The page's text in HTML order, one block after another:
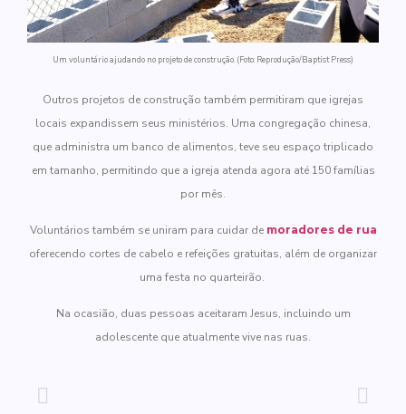
Um voluntário ajudando no projeto de construção. (Foto: Reprodução/Baptist Press)
Outros projetos de construção também permitiram que igrejas
locais expandissem seus ministérios. Uma congregação chinesa,
que administra um banco de alimentos, teve seu espaço triplicado
em tamanho, permitindo que a igreja atenda agora até 150 famílias
por mês.
Voluntários também se uniram para cuidar de moradores de rua
oferecendo cortes de cabelo e refeições gratuitas, além de organizar
uma festa no quarteirão.
Na ocasião, duas pessoas aceitaram Jesus, incluindo um
adolescente que atualmente vive nas ruas.